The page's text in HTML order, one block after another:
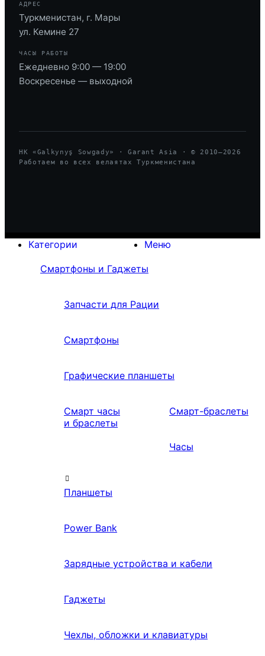
АДРЕС
Туркменистан, г. Мары
ул. Кемине 27
ЧАСЫ РАБОТЫ
Ежедневно 9:00 — 19:00
Воскресенье — выходной
HK «Galkynyş Sowgady» · Garant Asia · © 2010—2026
Работаем во всех велаятах Туркменистана
Меню
Категории
Смартфоны и Гаджеты
Запчасти для Рации
Смартфоны
Графические планшеты
Смарт часы
и браслеты
Смарт-браслеты
Часы
Планшеты
Power Bank
Зарядные устройства и кабели
Гаджеты
Чехлы, обложки и клавиатуры